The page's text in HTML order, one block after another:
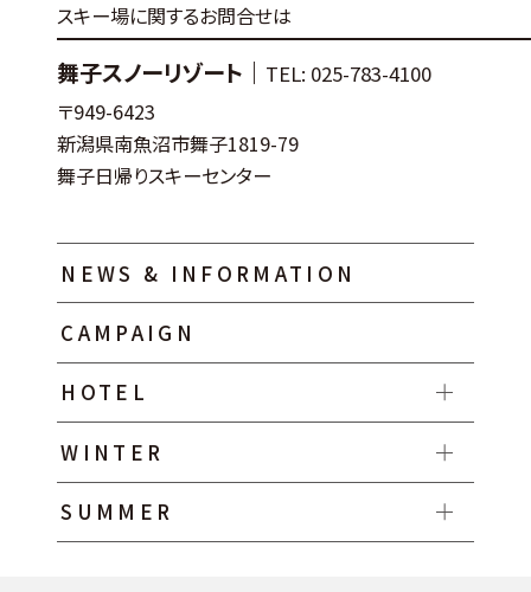
スキー場に関するお問合せは
舞子スノーリゾート｜ TEL: 025-783-4100
〒949-6423
新潟県南魚沼市舞子1819-79
舞子日帰りスキーセンター
NEWS & INFORMATION
CAMPAIGN
HOTEL
WINTER
SUMMER